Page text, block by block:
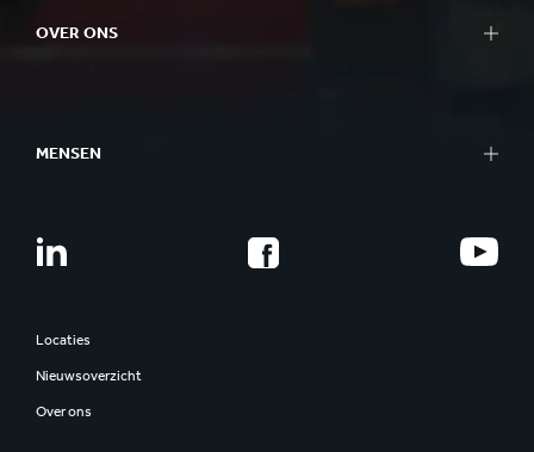
OVER ONS
MENSEN
Locaties
Nieuwsoverzicht
Over ons